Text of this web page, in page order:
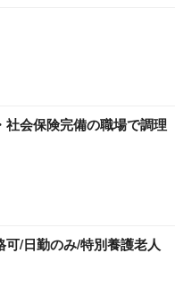
会保険完備の職場で調理
可/日勤のみ/特別養護老人